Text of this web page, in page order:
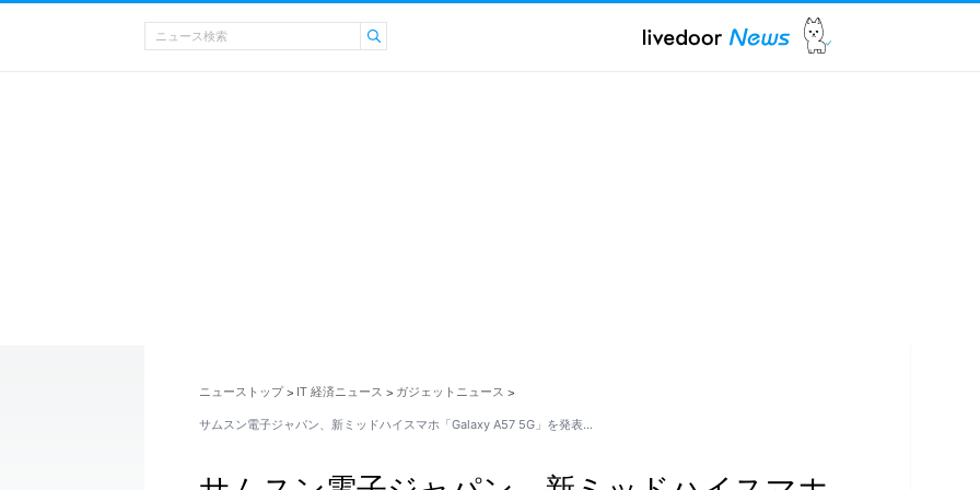
ニューストップ > IT 経済ニュース > ガジェットニュース >
サムスン電子ジャパン、新ミッドハイスマホ「Galaxy A57 5G」を発表…